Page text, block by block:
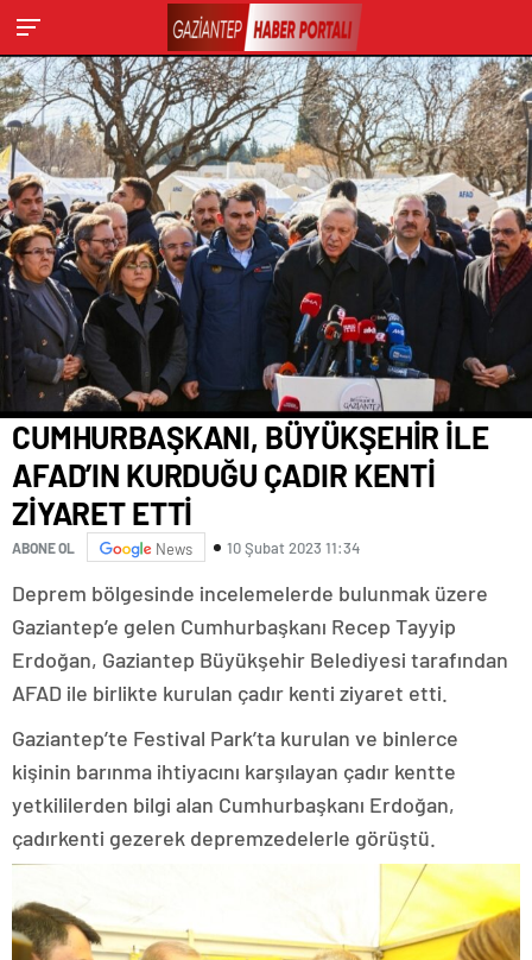
CUMHURBAŞKANI, BÜYÜKŞEHİR İLE
AFAD’IN KURDUĞU ÇADIR KENTİ
ZİYARET ETTİ
ABONE OL News 10 Şubat 2023 11:34
Deprem bölgesinde incelemelerde bulunmak üzere
Gaziantep’e gelen Cumhurbaşkanı Recep Tayyip
Erdoğan, Gaziantep Büyükşehir Belediyesi tarafından
AFAD ile birlikte kurulan çadır kenti ziyaret etti.
Gaziantep’te Festival Park’ta kurulan ve binlerce
kişinin barınma ihtiyacını karşılayan çadır kentte
yetkililerden bilgi alan Cumhurbaşkanı Erdoğan,
çadırkenti gezerek depremzedelerle görüştü.